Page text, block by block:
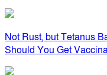
Not Rust, but Tetanus
Should You Get